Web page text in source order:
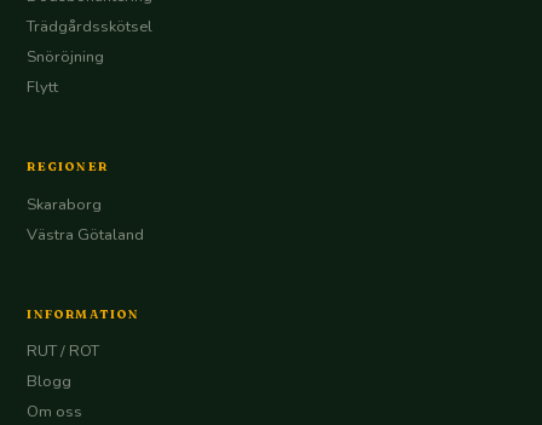
Trädgårdsskötsel
Snöröjning
Flytt
REGIONER
Skaraborg
Västra Götaland
INFORMATION
RUT / ROT
Blogg
Om oss